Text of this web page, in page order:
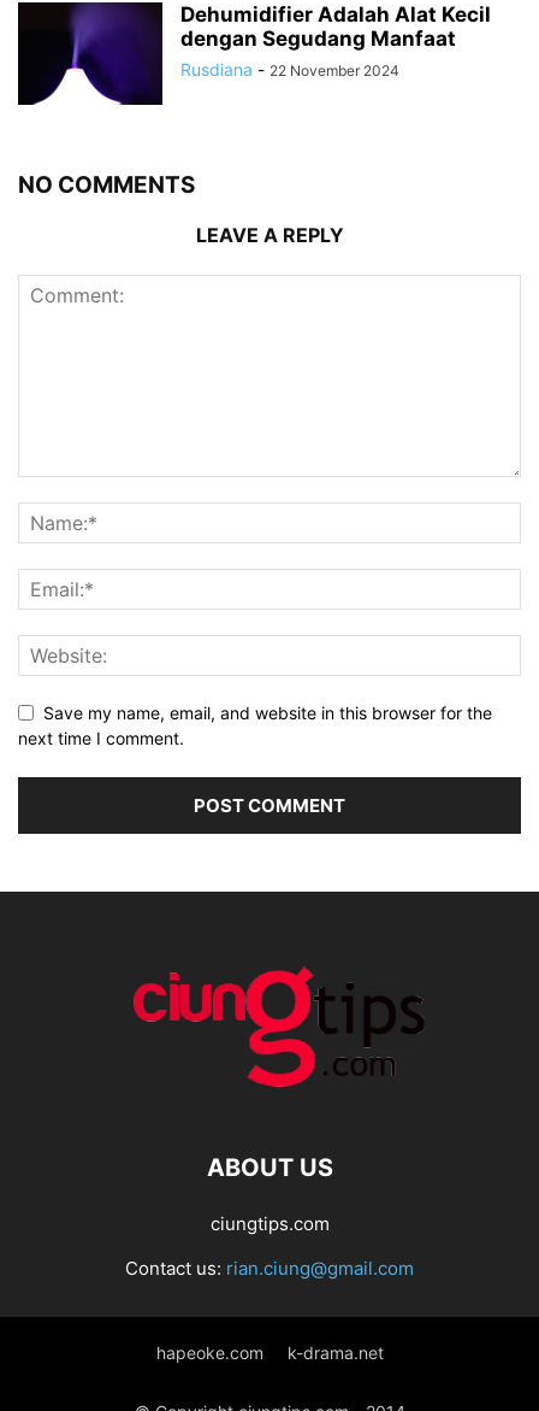
Dehumidifier Adalah Alat Kecil
dengan Segudang Manfaat
Rusdiana - 22 November 2024
NO COMMENTS
LEAVE A REPLY
Save my name, email, and website in this browser for the
next time I comment.
ABOUT US
ciungtips.com
Contact us: rian.ciung@gmail.com
hapeoke.com k-drama.net